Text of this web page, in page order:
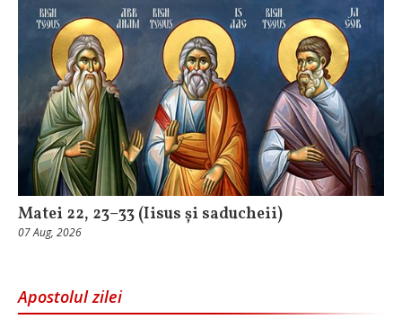
Matei 22, 23–33 (Iisus și saducheii)
07 Aug, 2026
Apostolul zilei